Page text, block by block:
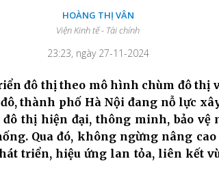
HOÀNG THỊ VÂN
Viện Kinh tế - Tài chính
23:23, ngày 27-11-2024
đô thị theo mô hình chùm đô thị
thành phố Hà Nội đang nỗ lực
thị hiện đại, thông minh, bảo vệ
Qua đó, không ngừng nâng
triển, hiệu ứng lan tỏa, liên kết